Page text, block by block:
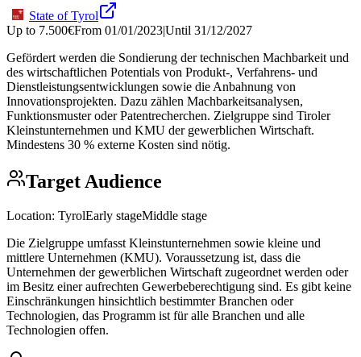
State of Tyrol
Up to 7.500€From 01/01/2023|Until 31/12/2027
Gefördert werden die Sondierung der technischen Machbarkeit und
des wirtschaftlichen Potentials von Produkt-, Verfahrens- und
Dienstleistungsentwicklungen sowie die Anbahnung von
Innovationsprojekten. Dazu zählen Machbarkeitsanalysen,
Funktionsmuster oder Patentrecherchen. Zielgruppe sind Tiroler
Kleinstunternehmen und KMU der gewerblichen Wirtschaft.
Mindestens 30 % externe Kosten sind nötig.
Target Audience
Location: TyrolEarly stageMiddle stage
Die Zielgruppe umfasst Kleinstunternehmen sowie kleine und
mittlere Unternehmen (KMU). Voraussetzung ist, dass die
Unternehmen der gewerblichen Wirtschaft zugeordnet werden oder
im Besitz einer aufrechten Gewerbeberechtigung sind. Es gibt keine
Einschränkungen hinsichtlich bestimmter Branchen oder
Technologien, das Programm ist für alle Branchen und alle
Technologien offen.